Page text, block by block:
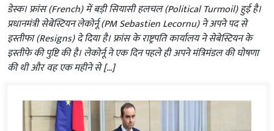
डेस्क। फ्रांस (French) में बड़ी सियासी हलचल (Political Turmoil) हुई है।
प्रधानमंत्री सेबेस्टियन लेकोर्नू (PM Sebastien Lecornu) ने अपने पद से
इस्तीफा (Resigns) दे दिया है। फ्रांस के राष्ट्रपति कार्यालय ने सेबेस्टियन के
इस्तीफे की पुष्टि की है। लेकोर्नू ने एक दिन पहले ही अपने मंत्रिमंडल की घोषणा
की थी और वह एक महीने से […]